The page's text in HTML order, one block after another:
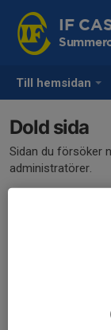
Till hemsidan
IF
Dold sida
Sidan du försöker
administratörer.